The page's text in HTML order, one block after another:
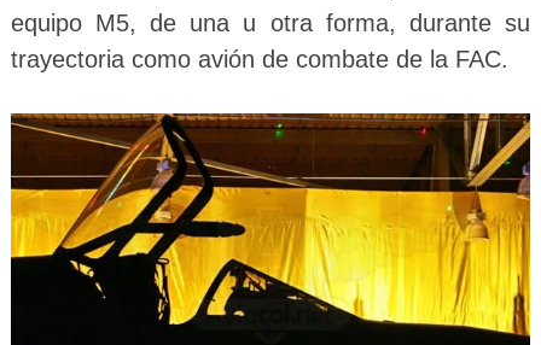
equipo M5, de una u otra forma, durante su
trayectoria como avión de combate de la FAC.